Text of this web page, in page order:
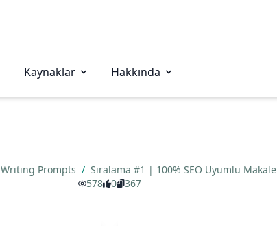
Kaynaklar Hakkında
Writing Prompts / Sıralama #1 | 100% SEO Uyumlu Makale
578
0 367